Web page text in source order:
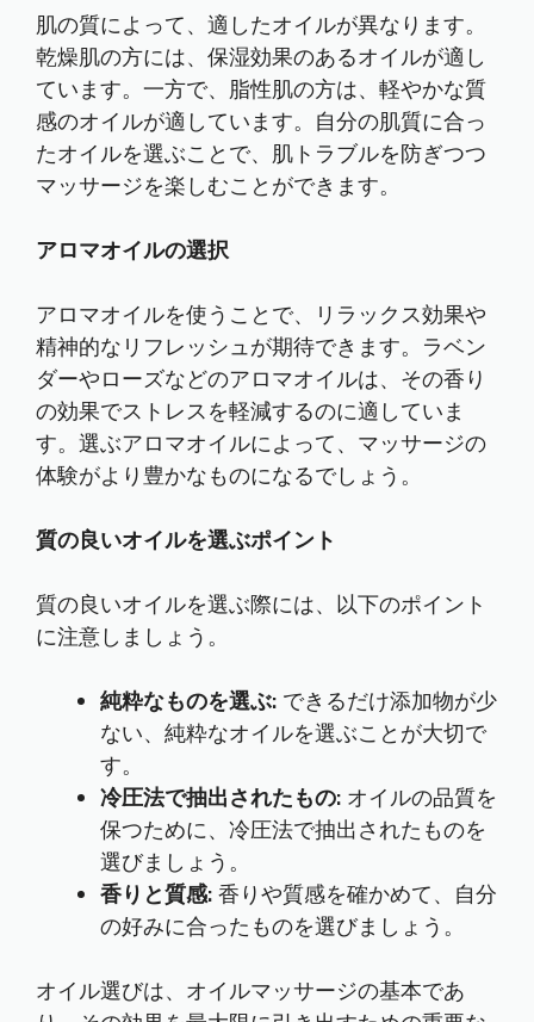
肌の質によって、適したオイルが異なります。
乾燥肌の方には、保湿効果のあるオイルが適し
ています。一方で、脂性肌の方は、軽やかな質
感のオイルが適しています。自分の肌質に合っ
たオイルを選ぶことで、肌トラブルを防ぎつつ
マッサージを楽しむことができます。
アロマオイルの選択
アロマオイルを使うことで、リラックス効果や
精神的なリフレッシュが期待できます。ラベン
ダーやローズなどのアロマオイルは、その香り
の効果でストレスを軽減するのに適していま
す。選ぶアロマオイルによって、マッサージの
体験がより豊かなものになるでしょう。
質の良いオイルを選ぶポイント
質の良いオイルを選ぶ際には、以下のポイント
に注意しましょう。
純粋なものを選ぶ: できるだけ添加物が少
ない、純粋なオイルを選ぶことが大切で
す。
冷圧法で抽出されたもの: オイルの品質を
保つために、冷圧法で抽出されたものを
選びましょう。
香りと質感: 香りや質感を確かめて、自分
の好みに合ったものを選びましょう。
オイル選びは、オイルマッサージの基本であ